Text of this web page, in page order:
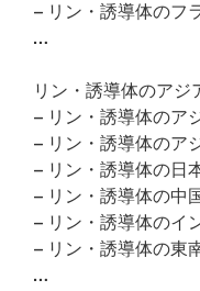
– リン・誘導体のフ
…
リン・誘導体のア
– リン・誘導体のア
– リン・誘導体のア
– リン・誘導体の日
– リン・誘導体の中
– リン・誘導体のイ
– リン・誘導体の東
…